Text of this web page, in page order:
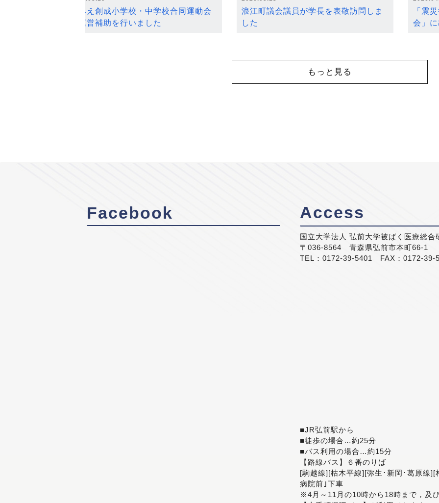
なみえ創成小学校・中学校合同運動会
の運営補助を行いました
浪江町議会議員が学長を表敬訪問しま
した
「震
会」
もっと見る
Facebook Access
国立大学法人 弘前大学被ばく医療総合
〒036-8564 青森県弘前市本町66-1
TEL：0172-39-5401 FAX：0172-39-
■JR弘前駅から
■徒歩の場合…約25分
■バス利用の場合…約15分
【路線バス】６番のりば
[駒越線][枯木平線][弥生･新岡･葛原線
病院前｣下車
※4月～11月の10時から18時まで，及